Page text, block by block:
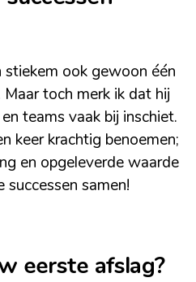
stiekem ook gewoon één
toch merk ik dat hij
teams vaak bij inschiet.
keer krachtig benoemen;
en opgeleverde waarde
samen!
eerste afslag?